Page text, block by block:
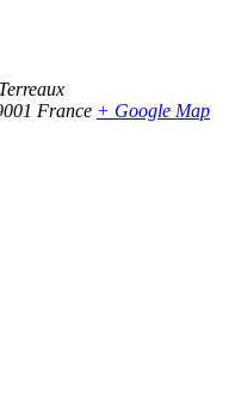
France + Google Map